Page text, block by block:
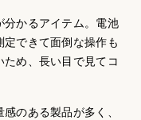
分かるアイテム。電池
できて面倒な操作も
め、長い目で見てコ
のある製品が多く、